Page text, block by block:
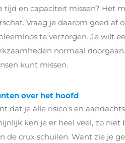
tijd en capaciteit missen? Het
Vraag je daarom goed af
te verzorgen. Je wilt
normaal
kunt missen.
over het hoofd
dat je alle risico’s en
ken je er heel veel, zo niet
de crux schuilen. Want zie je